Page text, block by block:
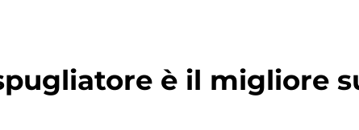
è il migliore